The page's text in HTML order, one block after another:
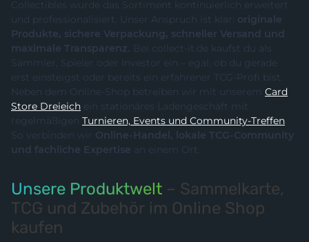
Collectibles wurde das Sortiment kontinuierlich erweitert
und professionalisiert. Unser Anspruch ist klar: originale
Produkte, sichere Verpackung, schneller Versand und
maximale Transparenz. Bei collect-it.de kaufst du als
Sammler, Spieler oder Investor ein – egal, ob du gerade
erst einsteigst oder bereits ein erfahrener TCG-Profi bist.
Neben dem Online-Shop betreiben wir mit unserem Card
Store Dreieich ein stationäres Ladengeschäft mit
regelmäßigen
Turnieren, Events und Community-Treffen.
So verbinden wir Online-Handel, lokale TCG-Community
und fachliche Expertise an einem Ort.
Unsere Produktwelt – Sammelkarte,
TCG und Zubehör im Online Shop
kaufen